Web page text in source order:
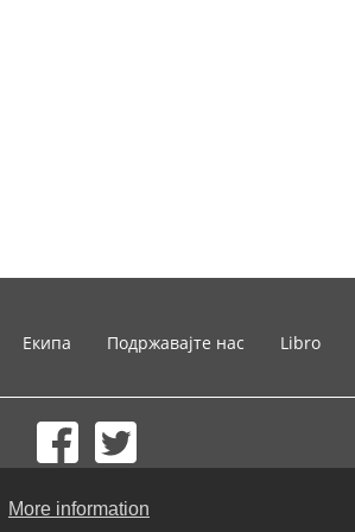
More information
Екипа Подржавајте нас Libro